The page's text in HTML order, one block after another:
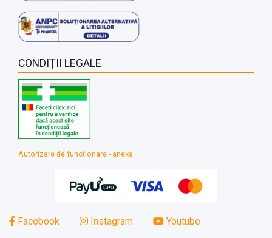
CONDIȚII LEGALE
Autorizare de functionare - anexa
Facebook Instagram Youtube